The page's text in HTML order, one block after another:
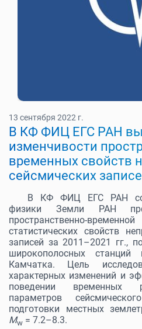
13 сентября 2022 г.
В КФ ФИЦ ЕГС РАН
изменчивости
временных свойств
сейсмических
В КФ ФИЦ ЕГС РАН
физики Земли РАН
пространственно-
статистических свойств
записей за 2011–2021 гг.,
широкополосных станций
Камчатка. Цель
характерных изменений и
поведении временных
параметров
подготовки местных
Mw = 7.2–8.3.